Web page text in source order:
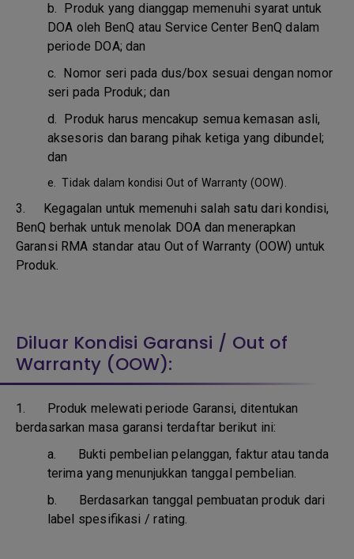
b. Produk yang dianggap memenuhi syarat untuk
DOA oleh BenQ atau Service Center BenQ dalam
periode DOA; dan
c. Nomor seri pada dus/box sesuai dengan nomor
seri pada Produk; dan
d. Produk harus mencakup semua kemasan asli,
aksesoris dan barang pihak ketiga yang dibundel;
dan
e.Tidak dalam kondisi Out of Warranty (OOW).
3. Kegagalan untuk memenuhi salah satu dari kondisi,
BenQ berhak untuk menolak DOA dan menerapkan
Garansi RMA standar atau Out of Warranty (OOW) untuk
Produk.
Diluar Kondisi Garansi / Out of
Warranty (OOW):
1. Produk melewati periode Garansi, ditentukan
berdasarkan masa garansi terdaftar berikut ini:
a. Bukti pembelian pelanggan, faktur atau tanda
terima yang menunjukkan tanggal pembelian.
b. Berdasarkan tanggal pembuatan produk dari
label spesifikasi / rating.